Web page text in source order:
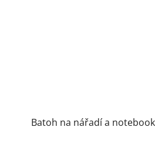
Batoh na nářadí a notebook